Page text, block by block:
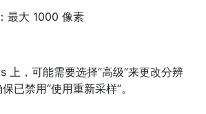
最大 1000 像素
上，可能需要选择“高级”来更改分辨
已禁用“使用重新采样”。